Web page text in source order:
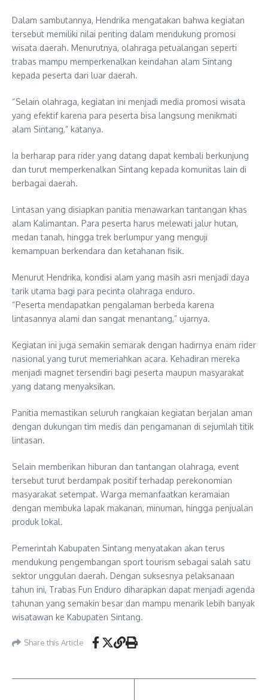
Dalam sambutannya, Hendrika mengatakan bahwa kegiatan
tersebut memiliki nilai penting dalam mendukung promosi
wisata daerah. Menurutnya, olahraga petualangan seperti
trabas mampu memperkenalkan keindahan alam Sintang
kepada peserta dari luar daerah.
“Selain olahraga, kegiatan ini menjadi media promosi wisata
yang efektif karena para peserta bisa langsung menikmati
alam Sintang,” katanya.
Ia berharap para rider yang datang dapat kembali berkunjung
dan turut memperkenalkan Sintang kepada komunitas lain di
berbagai daerah.
Lintasan yang disiapkan panitia menawarkan tantangan khas
alam Kalimantan. Para peserta harus melewati jalur hutan,
medan tanah, hingga trek berlumpur yang menguji
kemampuan berkendara dan ketahanan fisik.
Menurut Hendrika, kondisi alam yang masih asri menjadi daya
tarik utama bagi para pecinta olahraga enduro.
“Peserta mendapatkan pengalaman berbeda karena
lintasannya alami dan sangat menantang,” ujarnya.
Kegiatan ini juga semakin semarak dengan hadirnya enam rider
nasional yang turut memeriahkan acara. Kehadiran mereka
menjadi magnet tersendiri bagi peserta maupun masyarakat
yang datang menyaksikan.
Panitia memastikan seluruh rangkaian kegiatan berjalan aman
dengan dukungan tim medis dan pengamanan di sejumlah titik
lintasan.
Selain memberikan hiburan dan tantangan olahraga, event
tersebut turut berdampak positif terhadap perekonomian
masyarakat setempat. Warga memanfaatkan keramaian
dengan membuka lapak makanan, minuman, hingga penjualan
produk lokal.
Pemerintah Kabupaten Sintang menyatakan akan terus
mendukung pengembangan sport tourism sebagai salah satu
sektor unggulan daerah. Dengan suksesnya pelaksanaan
tahun ini, Trabas Fun Enduro diharapkan dapat menjadi agenda
tahunan yang semakin besar dan mampu menarik lebih banyak
wisatawan ke Kabupaten Sintang.
Share this Article